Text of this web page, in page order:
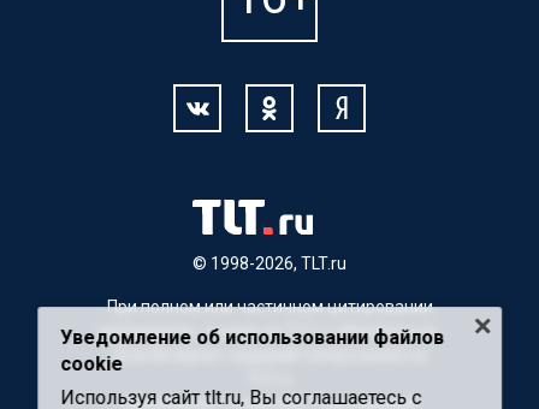
© 1998-2026, TLT.ru
При полном или частичном цитировании
материалов, ссылка на TLT.ru обязательна.
Для Интернет-изданий гиперссылка на
Материалы с пометкой "Партнерский
Уведомление об использовании файлов
cookie
Используя сайт tlt.ru, Вы соглашаетесь с